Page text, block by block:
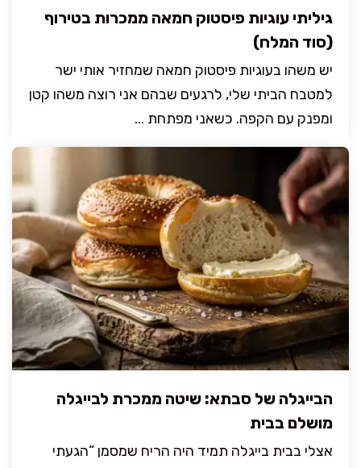
גיליתי עוגיות פיסטוק חמאה ממכרות בטירוף
(סוד המלח)
יש משהו בעוגיות פיסטוק חמאה שמחזיר אותי ישר
למטבח הביתי שלי, לרגעים שבהם אני רוצה משהו קטן
ומפנק עם הקפה. כשאני מפתחת ...
הבייגלה של סבתא: שיטה ממכרת לבייגלה
מושלם בבית
אצלי בבית בייגלה תמיד היה הריח שמסמן “הגעתי